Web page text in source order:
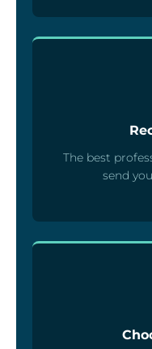
The best
send